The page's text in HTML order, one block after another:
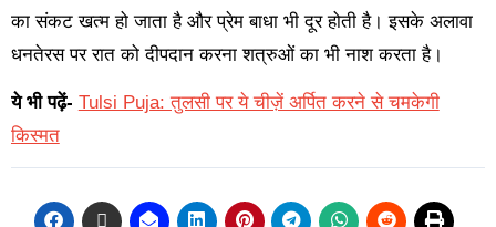
का संकट खत्म हो जाता है और प्रेम बाधा भी दूर होती है। इसके अलावा
धनतेरस पर रात को दीपदान करना शत्रुओं का भी नाश करता है।
ये भी पढ़ें- Tulsi Puja: तुलसी पर ये चीज़ें अर्पित करने से चमकेगी
किस्मत